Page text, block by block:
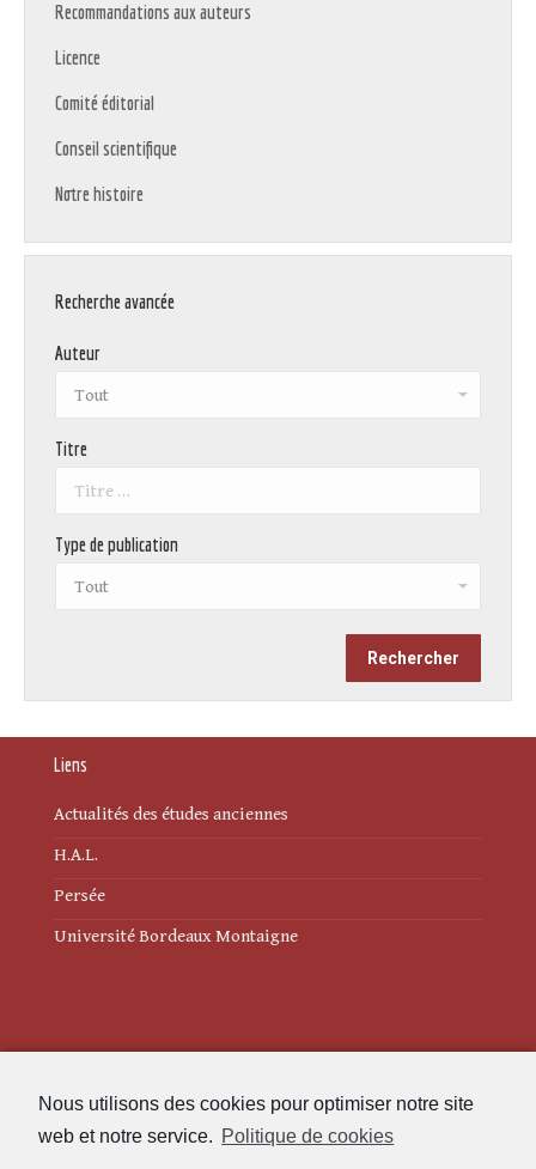
Nous utilisons des cookies pour optimiser notre site
web et notre service. Politique de cookies
Recommandations aux auteurs
Licence
Comité éditorial
Conseil scientifique
Notre histoire
Recherche avancée
Auteur
Titre
Type de publication
Liens
Actualités des études anciennes
H.A.L.
Persée
Université Bordeaux Montaigne
Politique de cookies (UE)